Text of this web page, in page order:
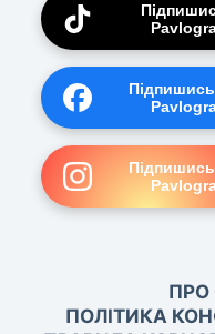
ПРО
ПОЛІТИКА